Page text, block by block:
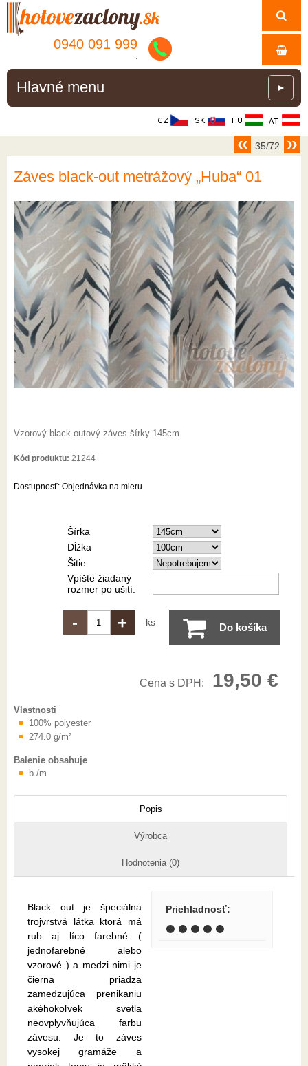
0940 091 999
Hlavné menu ►
35/72
Záves black-out metrážový „Huba“ 01
Vzorový black-outový záves šírky 145cm
Kód produktu: 21244
Dostupnosť: Objednávka na mieru
Šírka
Dĺžka
Šitie
Vpíšte žiadaný
rozmer po ušití:
- + ks Do košíka
Cena s DPH: 19,50 €
Vlastnosti
100% polyester
274.0 g/m²
Balenie obsahuje
b./m.
Popis
Výrobca
Hodnotenia (0)
Black out je špeciálna
trojvrstvá látka ktorá má
rub aj líco farebné (
jednofarebné alebo
vzorové ) a medzi nimi je
čierna priadza
zamedzujúca prenikaniu
akéhokoľvek svetla
neovplyvňujúca farbu
závesu. Je to záves
vysokej gramáže a
Priehladnosť:
⚫ ⚫ ⚫ ⚫ ⚫